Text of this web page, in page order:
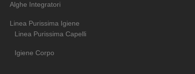
Alghe Integratori
Linea Purissima Igiene
Linea Purissima Capelli
Igiene Corpo